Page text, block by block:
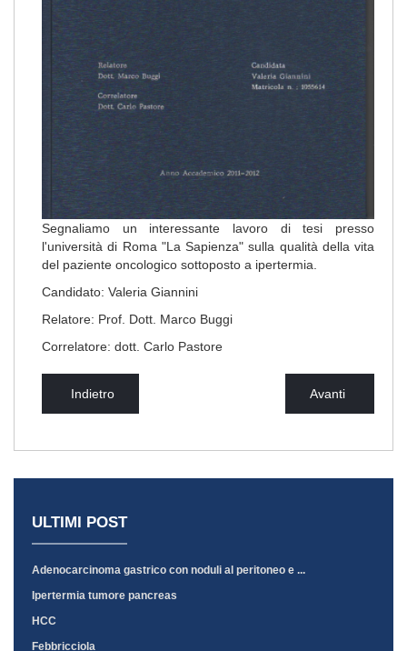
Segnaliamo un interessante lavoro di tesi presso
l'università di Roma "La Sapienza" sulla qualità della vita
del paziente oncologico sottoposto a ipertermia.
Candidato: Valeria Giannini
Relatore: Prof. Dott. Marco Buggi
Correlatore: dott. Carlo Pastore
Indietro Avanti
ULTIMI POST
Adenocarcinoma gastrico con noduli al peritoneo e ...
Ipertermia tumore pancreas
HCC
Febbricciola